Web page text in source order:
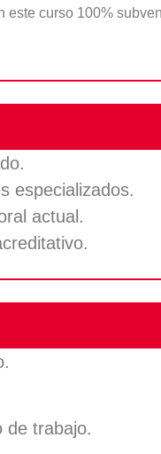
este curso 100%
especializados.
actual.
de trabajo.